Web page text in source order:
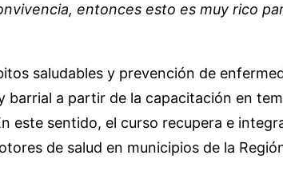
entonces esto es muy rico
saludables y prevención de
a partir de la capacitación en
este sentido, el curso recupera e
de salud en municipios de la